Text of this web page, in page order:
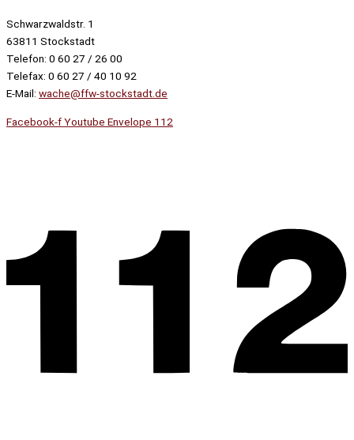
Schwarzwaldstr. 1
63811 Stockstadt
Telefon: 0 60 27 / 26 00
Telefax: 0 60 27 / 40 10 92
E-Mail: wache@ffw-stockstadt.de
Facebook-fYoutube Envelope 112